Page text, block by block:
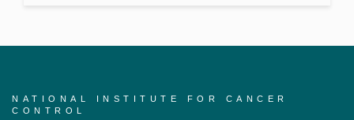
NATIONAL INSTITUTE FOR CANCER
CONTROL